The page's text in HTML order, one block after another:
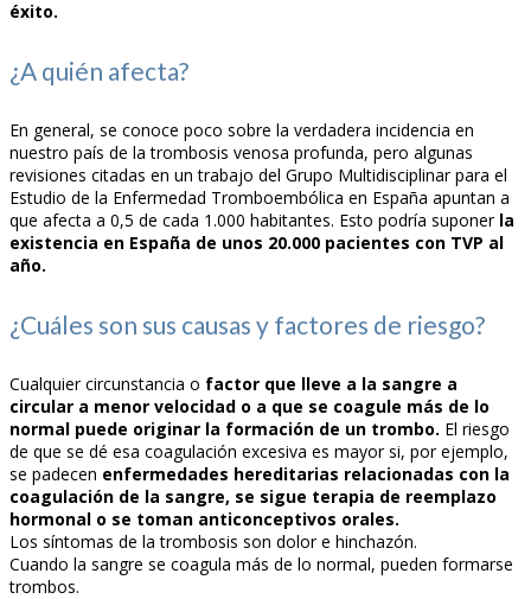
éxito.
¿A quién afecta?
En general, se conoce poco sobre la verdadera incidencia en
nuestro país de la trombosis venosa profunda, pero algunas
revisiones citadas en un trabajo del Grupo Multidisciplinar para el
Estudio de la Enfermedad Tromboembólica en España apuntan a
que afecta a 0,5 de cada 1.000 habitantes. Esto podría suponer la
existencia en España de unos 20.000 pacientes con TVP al
año.
¿Cuáles son sus causas y factores de riesgo?
Cualquier circunstancia o factor que lleve a la sangre a
circular a menor velocidad o a que se coagule más de lo
normal puede originar la formación de un trombo. El riesgo
de que se dé esa coagulación excesiva es mayor si, por ejemplo,
se padecen enfermedades hereditarias relacionadas con la
coagulación de la sangre, se sigue terapia de reemplazo
hormonal o se toman anticonceptivos orales.
Los síntomas de la trombosis son dolor e hinchazón.
Cuando la sangre se coagula más de lo normal, pueden formarse
trombos.